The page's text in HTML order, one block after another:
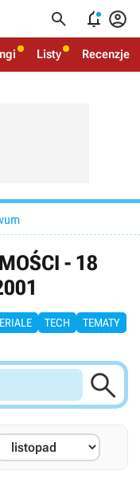
  
Listy Recenzje
- 18
TECH TEMATY
